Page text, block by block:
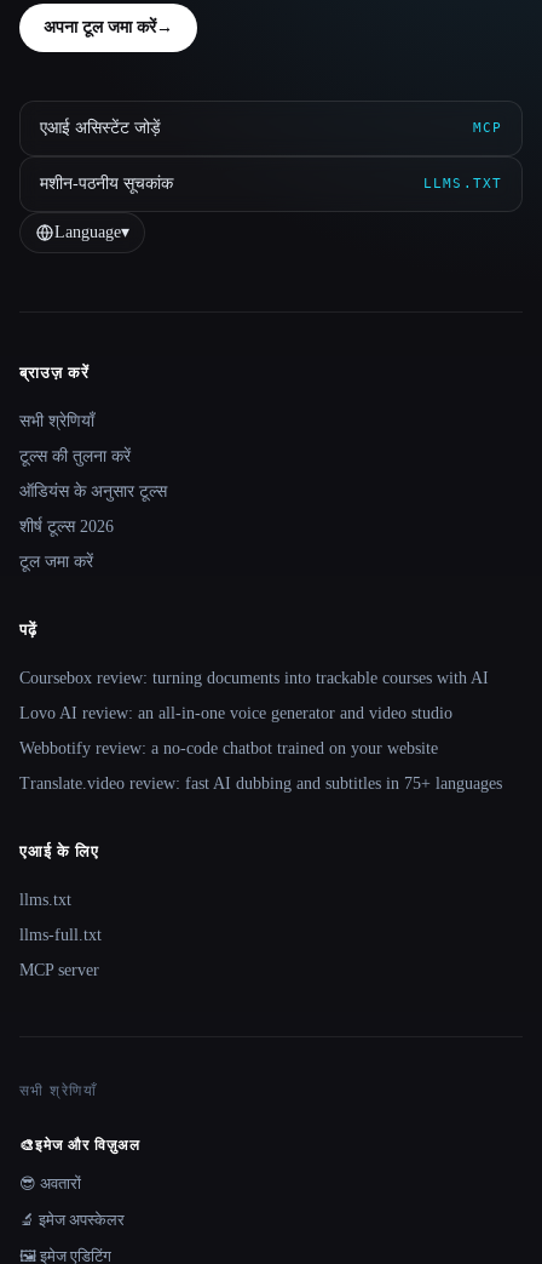
अपना टूल जमा करें→
एआई असिस्टेंट जोड़ें MCP
मशीन-पठनीय सूचकांक LLMS.TXT
Language▾
Site navigation
ब्राउज़ करें
सभी श्रेणियाँ
टूल्स की तुलना करें
ऑडियंस के अनुसार टूल्स
शीर्ष टूल्स 2026
टूल जमा करें
पढ़ें
Coursebox review: turning documents into trackable courses with AI
Lovo AI review: an all-in-one voice generator and video studio
Webbotify review: a no-code chatbot trained on your website
Translate.video review: fast AI dubbing and subtitles in 75+ languages
एआई के लिए
llms.txt
llms-full.txt
MCP server
सभी श्रेणियाँ
🎨इमेज और विज़ुअल
😎 अवतारों
🔬 इमेज अपस्केलर
🖼️ इमेज एडिटिंग